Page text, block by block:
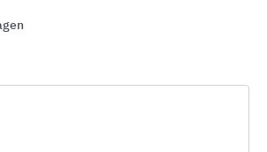
bei Boon Edam
im Bereich Eingangslösungen.